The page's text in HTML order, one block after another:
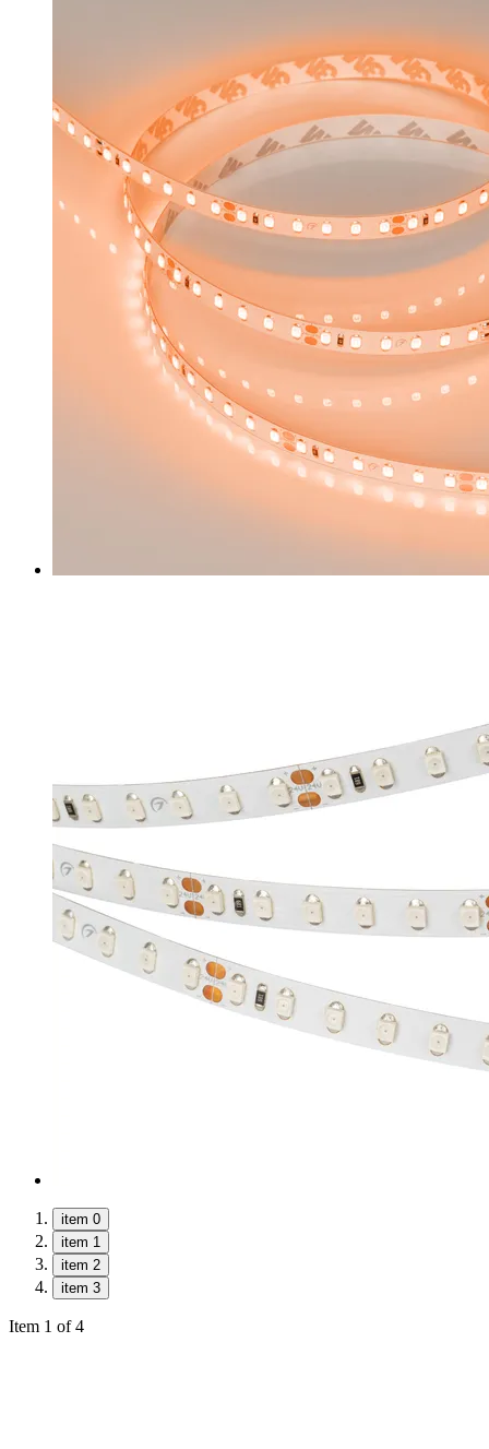
item 0
item 1
item 2
item 3
Item 1 of 4